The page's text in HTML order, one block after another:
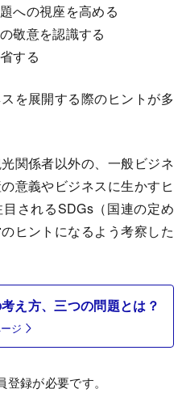
への視座を高める
敬意を認識する
する
を展開する際のヒントが多
関係者以外の、一般ビジネ
意義やビジネスに生かすヒ
されるSDGs（国連の定め
ヒントになるよう考察した
え方、三つの問題とは？
ジ
録が必要です。